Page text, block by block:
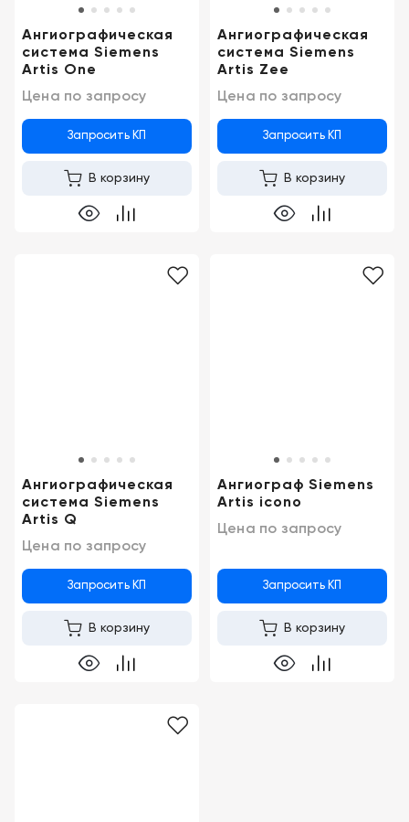
Карьера
Отзывы
товарах
Контакты
Ангиографическая
система Siemens
Artis One
Цена по запросу
Запросить КП
В корзину
Ангиографическая
система Siemens
Artis Zee
Цена по запросу
Запросить КП
В корзину
Ангиографическая
система Siemens
Artis Q
Цена по запросу
Запросить КП
В корзину
Ангиограф Siemens
Artis icono
Цена по запросу
Запросить КП
В корзину